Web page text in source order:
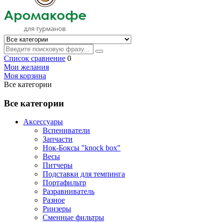
Список сравнение 0
Мои желания
Моя корзина
Все категории
Все категории
Аксессуары
Вспениватели
Запчасти
Нок-Боксы "knock box"
Весы
Питчеры
Подставки для темпинга
Портафильтр
Разравниватель
Разное
Ринзеры
Сменные фильтры